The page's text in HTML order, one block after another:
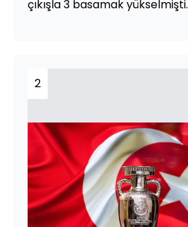
çıkışla 3 basamak yükselmişti.
2